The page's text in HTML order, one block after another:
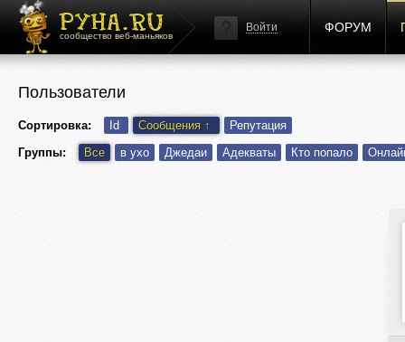
сообщество веб-маньяков
Войти ФОРУМ
Пользователи
Сортировка: Id Сообщения ↑
Репутация
Группы:
Все в ухо Джедаи Адекваты Кто попало